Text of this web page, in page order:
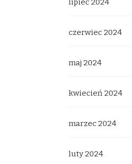
lipiec 2024
czerwiec 2024
maj 2024
kwiecień 2024
marzec 2024
luty 2024